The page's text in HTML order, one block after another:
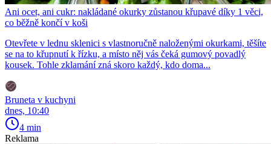
Ani ocet, ani cukr: nakládané okurky zůstanou křupavé díky 1 věci,
co běžně končí v koši
Otevřete v lednu sklenici s vlastnoručně naloženými okurkami, těšíte
se na to křupnutí k řízku, a místo něj vás čeká gumový povadlý
kousek. Tohle zklamání zná skoro každý, kdo doma...
Bruneta v kuchyni
dnes, 10:40
4 min
Reklama